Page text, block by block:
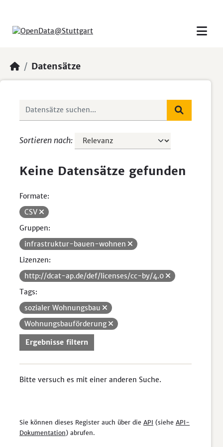
Datensätze
Sortieren nach
Keine Datensätze gefunden
Formate:
CSV
Gruppen:
infrastruktur-bauen-wohnen
Lizenzen:
http://dcat-ap.de/def/licenses/cc-by/4.0
Tags:
sozialer Wohnungsbau
Wohnungsbauförderung
Ergebnisse filtern
Bitte versuch es mit einer anderen Suche.
Sie können dieses Register auch über die API (siehe API-
Dokumentation) abrufen.